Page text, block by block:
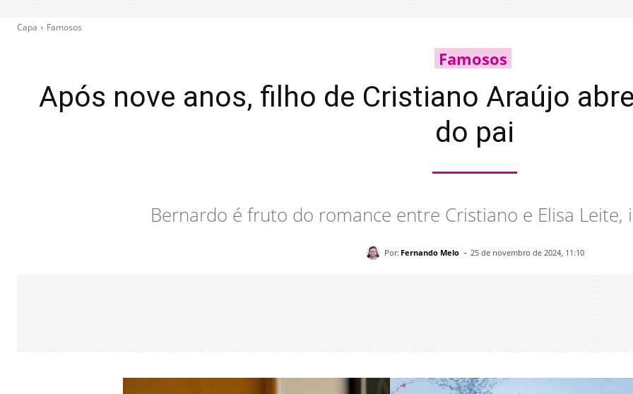
Capa Famosos
Famosos
Após nove anos, filho de Cristiano Araújo
do pai
Bernardo é fruto do romance entre Cristiano e Elisa Leite,
Por: Fernando Melo - 25 de novembro de 2024, 11:10